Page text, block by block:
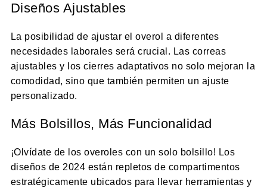
Diseños Ajustables
La posibilidad de ajustar el overol a diferentes
necesidades laborales será crucial. Las correas
ajustables y los cierres adaptativos no solo mejoran la
comodidad, sino que también permiten un ajuste
personalizado.
Más Bolsillos, Más Funcionalidad
¡Olvídate de los overoles con un solo bolsillo! Los
diseños de 2024 están repletos de compartimentos
estratégicamente ubicados para llevar herramientas y